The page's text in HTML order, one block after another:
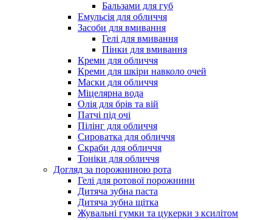
Бальзами для губ
Емульсія для обличчя
Засоби для вмивання
Гелі для вмивання
Пінки для вмивання
Креми для обличчя
Креми для шкіри навколо очей
Маски для обличчя
Міцелярна вода
Олія для брів та вій
Патчі під очі
Пілінг для обличчя
Сироватка для обличчя
Скраби для обличчя
Тоніки для обличчя
Догляд за порожниною рота
Гелі для ротової порожнини
Дитяча зубна паста
Дитяча зубна щітка
Жувальні гумки та цукерки з ксилітом